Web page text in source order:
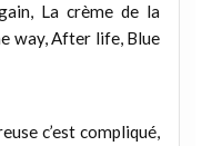
La crème de la
way, After life, Blue
c’est compliqué,